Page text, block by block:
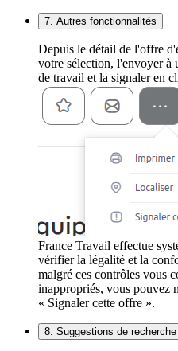
7. Autres fonctionnalités
Depuis le détail de l'offre
votre sélection, l'envoyer à
de travail et la signaler en
France Travail effectue
vérifier la légalité et la
malgré ces contrôles vous
inappropriés, vous pouvez
« Signaler cette offre ».
8. Suggestions de recherche